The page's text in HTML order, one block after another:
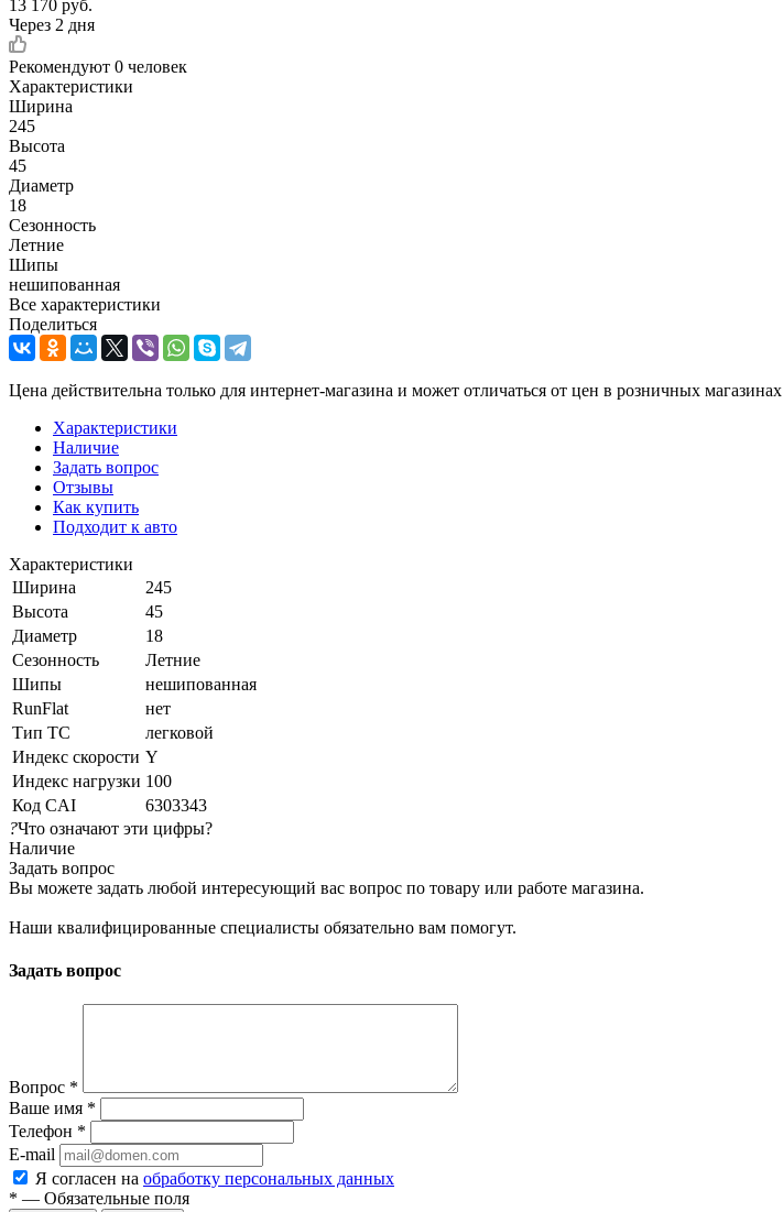
13 170 руб.
Через 2 дня
Рекомендуют 0 человек
Характеристики
Ширина
245
Высота
45
Диаметр
18
Сезонность
Летние
Шипы
нешипованная
Все характеристики
Поделиться
Цена действительна только для интернет-магазина и может отличаться от цен в розничных магазинах
Характеристики
Наличие
Задать вопрос
Отзывы
Как купить
Подходит к авто
Характеристики
Ширина
245
Высота
45
Диаметр
18
Сезонность
Летние
Шипы
нешипованная
RunFlat
нет
Тип ТС
легковой
Индекс скорости Y
Индекс нагрузки 100
Код CAI
6303343
?Что означают эти цифры?
Наличие
Задать вопрос
Вы можете задать любой интересующий вас вопрос по товару или работе магазина.
Наши квалифицированные специалисты обязательно вам помогут.
Задать вопрос
Вопрос *
Ваше имя *
Телефон *
E-mail
Я согласен на обработку персональных данных
* — Обязательные поля